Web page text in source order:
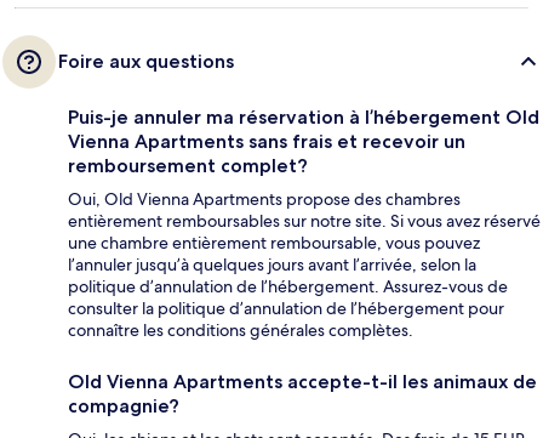
Foire aux questions
Puis-je annuler ma réservation à l’hébergement Old
Vienna Apartments sans frais et recevoir un
remboursement complet?
Oui, Old Vienna Apartments propose des chambres
entièrement remboursables sur notre site. Si vous avez réservé
une chambre entièrement remboursable, vous pouvez
l’annuler jusqu’à quelques jours avant l’arrivée, selon la
politique d’annulation de l’hébergement. Assurez-vous de
consulter la politique d’annulation de l’hébergement pour
connaître les conditions générales complètes.
Old Vienna Apartments accepte-t-il les animaux de
compagnie?